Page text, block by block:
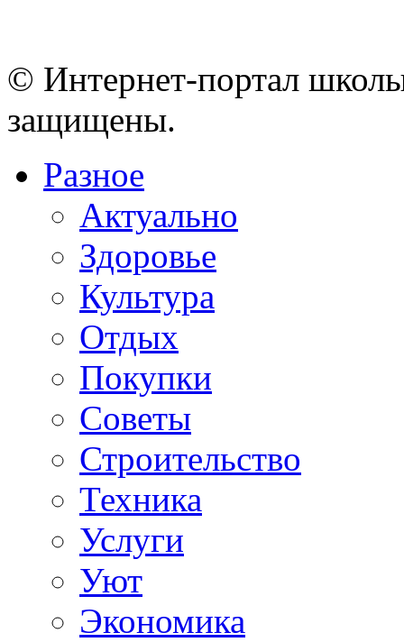
© Интернет-портал
защищены.
Разное
Актуально
Здоровье
Культура
Отдых
Покупки
Советы
Строительство
Техника
Услуги
Уют
Экономика